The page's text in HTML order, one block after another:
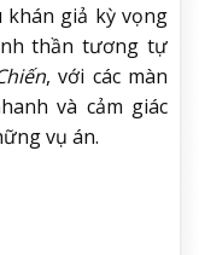
khán giả kỳ vọng
thần tương tự
, với các màn
và cảm giác
vụ án.